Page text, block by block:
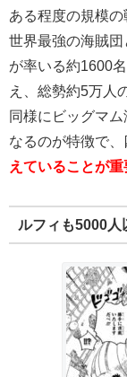
ある程度の規模の
世界最強の海賊
が率いる約1600
え、総勢約5万人
同様にビッグマ
なるのが特徴で
えていることが重
ルフィも5000人